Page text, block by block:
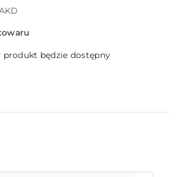
będzie dostępny